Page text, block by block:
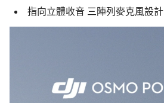
指向立體收音 三陣列麥克風設計